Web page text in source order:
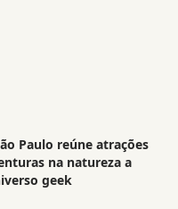
Paulo reúne atrações
na natureza a
geek